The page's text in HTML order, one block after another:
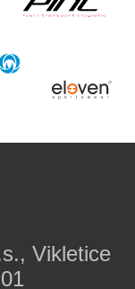
Vikletice